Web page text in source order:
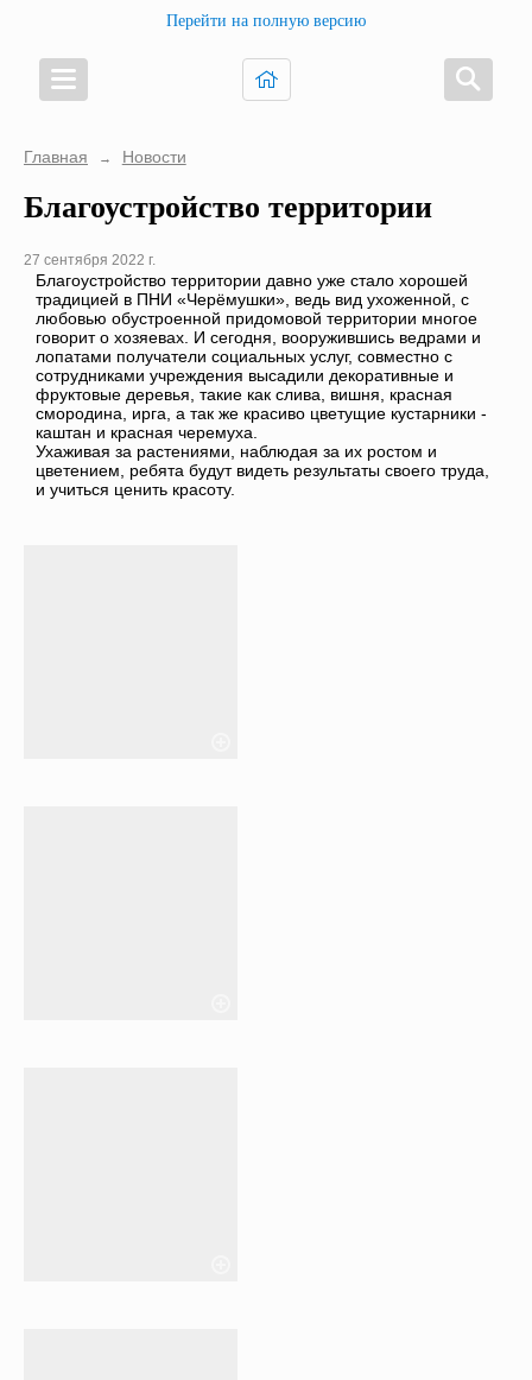
Перейти на полную версию
Главная → Новости
Благоустройство территории
27 сентября 2022 г.
Благоустройство территории давно уже стало хорошей
традицией в ПНИ «Черёмушки», ведь вид ухоженной, с
любовью обустроенной придомовой территории многое
говорит о хозяевах. И сегодня, вооружившись ведрами и
лопатами получатели социальных услуг, совместно с
сотрудниками учреждения высадили декоративные и
фруктовые деревья, такие как слива, вишня, красная
смородина, ирга, а так же красиво цветущие кустарники -
каштан и красная черемуха.
Ухаживая за растениями, наблюдая за их ростом и
цветением, ребята будут видеть результаты своего труда,
и учиться ценить красоту.